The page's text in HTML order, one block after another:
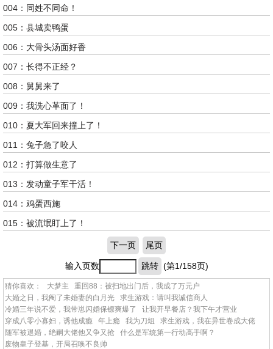
004：同姓不同命！
005：县城卖鸭蛋
006：大骨头汤面好香
007：长得不正经？
008：舅舅来了
009：我洗心革面了！
010：夏大军回来撞上了！
011：兔子急了咬人
012：打算做生意了
013：发动童子军干活！
014：鸡蛋西施
015：被流氓盯上了！
下一页 尾页
输入页数 跳转 (第1/158页)
猜你喜欢： 大梦主
重回88：被扫地出门后，我成了万元户
大婚之日，我阉了未婚妻的白月光
求生游戏：请叫我诚信商人
冷婚三年说不爱，我带崽闪婚保镖爽爆了
让我开早餐店？我下午才营业
穿成八零小寡妇，诱他成瘾
年上瘾 我为刀俎
求生游戏，我在异世卷成大佬
随军被退婚，绝嗣大佬他又争又抢
什么是军统第一行动高手啊？
废物皇子登基，开局召唤不良帅